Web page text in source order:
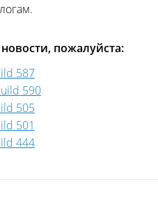
пожалуйста:
587
590
505
501
444